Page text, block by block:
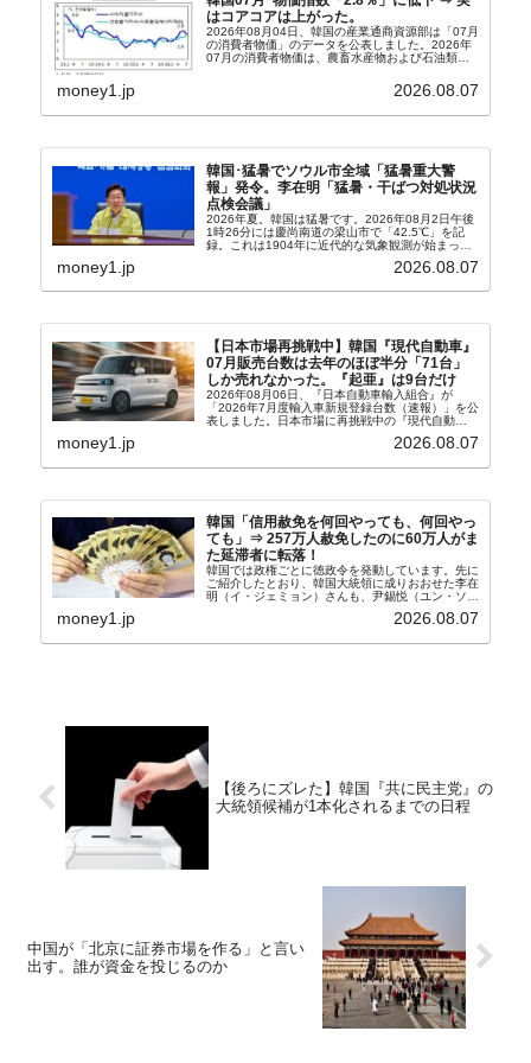
はコアコアは上がった。
2026年08月04日、韓国の産業通商資源部は「07月
の消費者物価」のデータを公表しました。2026年
07月の消費者物価は、農畜水産物および石油類の
2.8％上昇（06月は3.2％）となり、上昇率は前...
money1.jp 2026.08.07
韓国･猛暑でソウル市全域「猛暑重大警
報」発令。李在明「猛暑・干ばつ対処状況
点検会議」
2026年夏。韓国は猛暑です。2026年08月2日午後
1時26分には慶尚南道の梁山市で「42.5℃」を記
録。これは1904年に近代的な気象観測が始まって
ウル市全域への「猛暑重大警報」が発令され...
money1.jp 2026.08.07
【日本市場再挑戦中】韓国『現代自動車』
07月販売台数は去年のほぼ半分「71台」
しか売れなかった。『起亜』は9台だけ
2026年08月06日、『日本自動車輸入組合』が
「2026年7月度輸入車新規登録台数（速報）」を公
表しました。日本市場に再挑戦中の『現代自動
台数はこの中に捉えられているはずです。先月から
money1.jp 2026.08.07
韓国「信用赦免を何回やっても、何回やっ
ても」⇒ 257万人赦免したのに60万人がま
た延滞者に転落！
韓国では政権ごとに徳政令を発動しています。先に
ご紹介したとおり、韓国大統領に成りおおせた李在
明（イ・ジェミョン）さんも、尹錫悦（ユン・ソギ
バンクにして不良債権の買い取りを行い、分割償還
money1.jp 2026.08.07
【後ろにズレた】韓国『共に民主党』の
大統領候補が1本化されるまでの日程
中国が「北京に証券市場を作る」と言い
出す。誰が資金を投じるのか